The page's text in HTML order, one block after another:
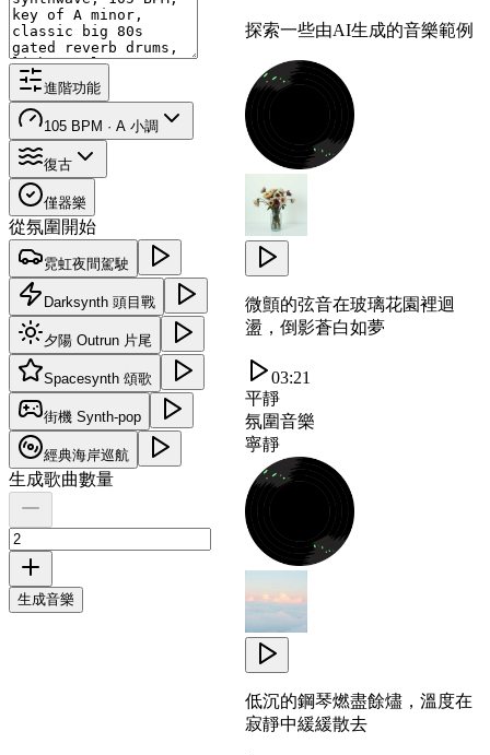
進階功能
105 BPM · A 小調
復古
僅器樂
從氛圍開始
霓虹夜間駕駛
Darksynth 頭目戰
夕陽 Outrun 片尾
Spacesynth 頌歌
街機 Synth-pop
經典海岸巡航
生成歌曲數量
生成音樂
探索一些由AI生成的音樂範例
微顫的弦音在玻璃花園裡迴
盪，倒影蒼白如夢
03:21
平靜
氛圍音樂
寧靜
低沉的鋼琴燃盡餘燼，溫度在
寂靜中緩緩散去